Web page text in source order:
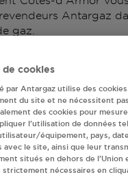
Antargaz
gaz.
GRACES
POINT KENNEDY
GRACES
de cookies
par Antargaz utilise des
du site et ne nécessitent
des cookies pour
l’utilisation de données
équipement, pays,
avec le site, ainsi que leur
situés en dehors de l’Union
strictement nécessaires en